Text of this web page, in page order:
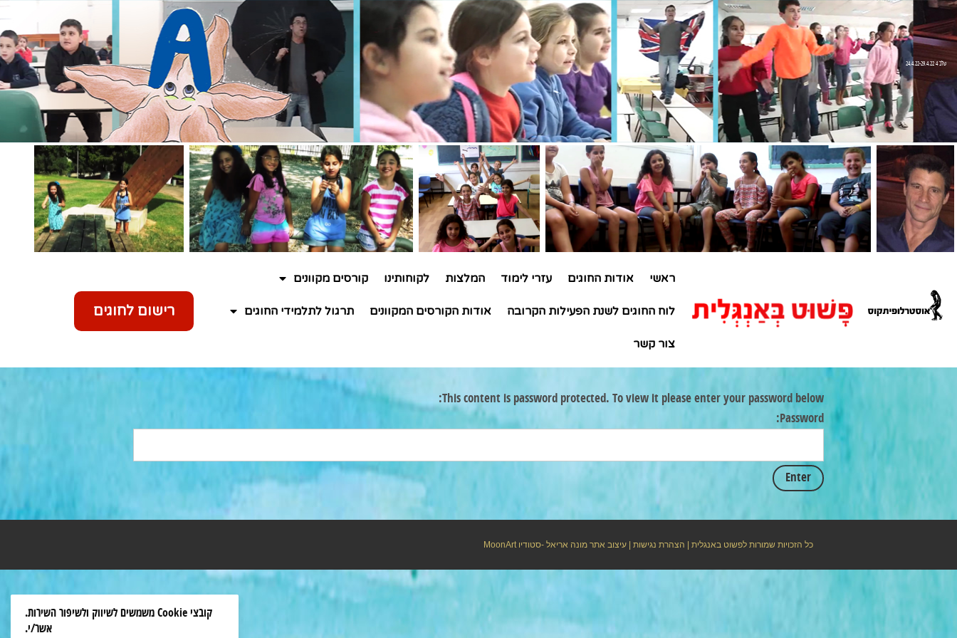
שלב 4 24.4.22-29.4.22
ראשי אודות החוגים עזרי לימוד המלצות לקוחותינו קורסים מקוונים
לוח החוגים לשנת הפעילות הקרובה אודות הקורסים המקוונים תרגול לתלמידי החוגים
צור קשר
רישום לחוגים
This content is password protected. To view it please enter your password below:
Password:
כל הזכויות שמורות לפשוט באנגלית | הצהרת נגישות | עיצוב אתר מונה אריאל -סטודיוMoonArt
קובצי Cookie משמשים לשיווק ולשיפור השירות.
אשר/י.